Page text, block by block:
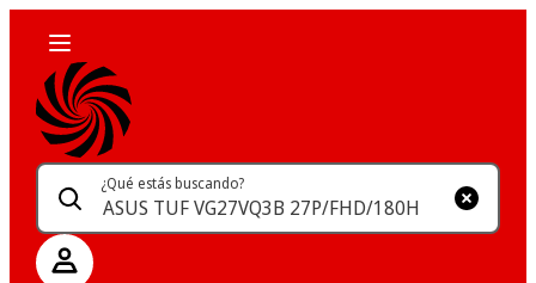
¿Qué estás buscando?